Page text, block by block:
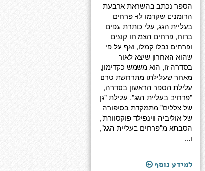
הספר נכתב בהשראת ארבעת
הרומנים שקדמו לו- פרחים
בעליית הגג, עלי כותרת עפים
ברוח, פרחים הצמיחו קוצים
ופרחים נבלו קמלו, ואף על פי
שהוא האחרון שיצא לאור
בסדרה זו, הוא משמש כקדימון,
מאחר שעלילתו מתרחשת טרם
עלילת הספר הראשון בסדרה,
"פרחים בעליית הגג". עלילת "גן
של צללים" מתמקדת בסיפורה
של אוליביה ווינפילד פוקסוורת',
הסבתא מ"פרחים בעליית הגג",
ו...
למידע נוסף